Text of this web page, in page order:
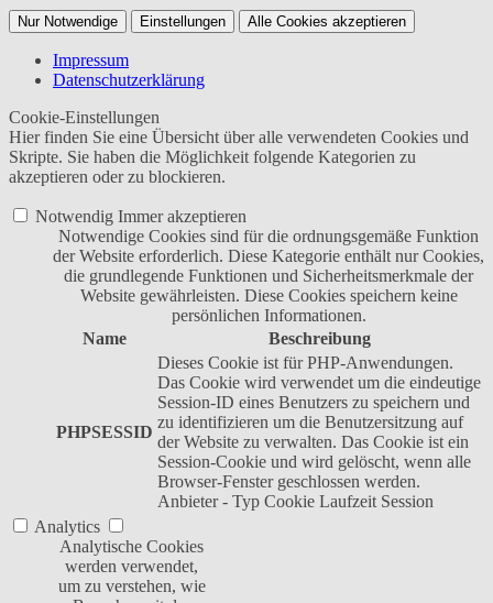
Nur Notwendige Einstellungen Alle Cookies akzeptieren
Impressum
Datenschutzerklärung
Cookie-Einstellungen
Hier finden Sie eine Übersicht über alle verwendeten Cookies und
Skripte. Sie haben die Möglichkeit folgende Kategorien zu
akzeptieren oder zu blockieren.
Notwendig Immer akzeptieren
Notwendige Cookies sind für die ordnungsgemäße Funktion
der Website erforderlich. Diese Kategorie enthält nur Cookies,
die grundlegende Funktionen und Sicherheitsmerkmale der
Website gewährleisten. Diese Cookies speichern keine
persönlichen Informationen.
Name
Beschreibung
PHPSESSID
Dieses Cookie ist für PHP-Anwendungen.
Das Cookie wird verwendet um die eindeutige
Session-ID eines Benutzers zu speichern und
zu identifizieren um die Benutzersitzung auf
der Website zu verwalten. Das Cookie ist ein
Session-Cookie und wird gelöscht, wenn alle
Browser-Fenster geschlossen werden.
Anbieter - Typ Cookie Laufzeit Session
Analytics
Analytische Cookies
werden verwendet,
um zu verstehen, wie